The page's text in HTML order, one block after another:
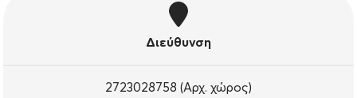
Διεύθυνση
2723028758 (Αρχ. χώρος)